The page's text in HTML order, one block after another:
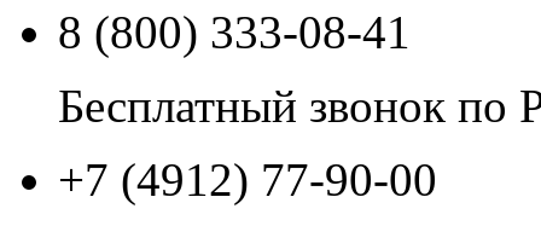
8 (800) 333-08-41
Бесплатный звонок по
+7 (4912) 77-90-00